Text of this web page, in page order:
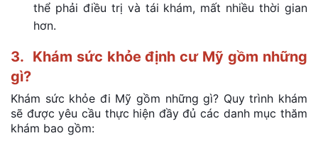
thể phải điều trị và tái khám, mất nhiều thời gian
hơn.
3. Khám sức khỏe định cư Mỹ gồm những
gì?
Khám sức khỏe đi Mỹ gồm những gì? Quy trình khám
sẽ được yêu cầu thực hiện đầy đủ các danh mục thăm
khám bao gồm: